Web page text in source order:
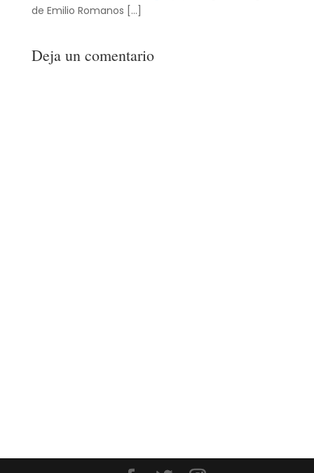
de Emilio Romanos […]
Deja un comentario